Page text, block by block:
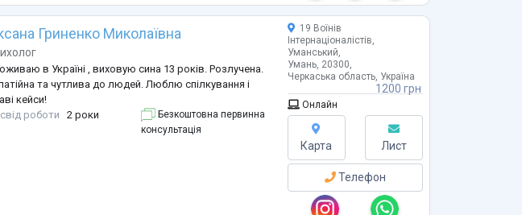
просторі клієнта.
би запитом не звернулася людина, вона бажає і
бути почутою!
є ві...
Гриненко Миколаївна
в Україні , виховую сина 13 років. Розлучена.
та чутлива до людей. Люблю спілкування і
кейси!
роботи
2 роки
Безкоштовна первинна
консультація
1200 грн
19 Воїнів
Інтернаціоналістів,
Уманський,
Умань, 20300,
Черкаська область, Україна
Онлайн
Карта Лист
Телефон